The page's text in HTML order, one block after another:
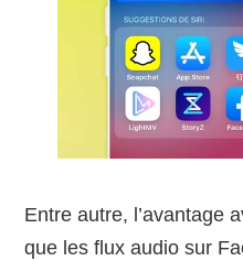
Entre autre, l’avantage
que les flux audio sur